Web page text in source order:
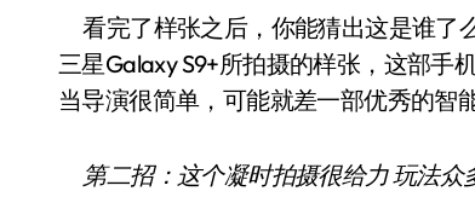
看完了样张之后，你能猜出这是谁了
三星Galaxy S9+所拍摄的样张，这部手
当导演很简单，可能就差一部优秀的智
第二招：这个凝时拍摄很给力 玩法众